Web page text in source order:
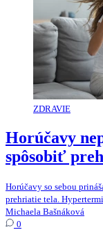
ZDRAVIE
Horúčavy
spôsobiť
Horúčavy so sebou
prehriatie tela.
Michaela Bašnáková
0